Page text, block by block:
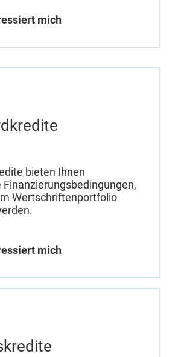
mich
bieten Ihnen
Wertschriftenportfolio
mich